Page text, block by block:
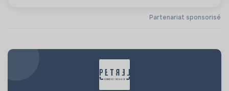
Partenariat sponsorisé